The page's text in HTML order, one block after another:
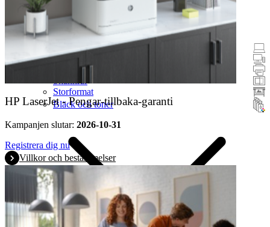
Bärbara datorer och plattor
Stationära datorer
Skrivare
Storformat
Bläck och toner
HP LaserJet - Pengar-tillbaka-garanti
Kampanjen slutar: 2026-10-31
Registrera dig nu
Villkor och bestämmelser